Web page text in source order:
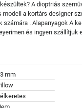
A dioptriás
modell a kortárs designer
. Alapanyagok A
és ingyen
mm